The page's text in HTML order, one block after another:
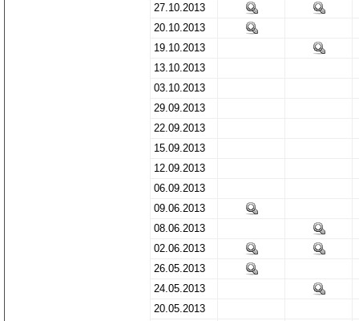
27.10.2013
20.10.2013
19.10.2013
13.10.2013
03.10.2013
29.09.2013
22.09.2013
15.09.2013
12.09.2013
06.09.2013
09.06.2013
08.06.2013
02.06.2013
26.05.2013
24.05.2013
20.05.2013